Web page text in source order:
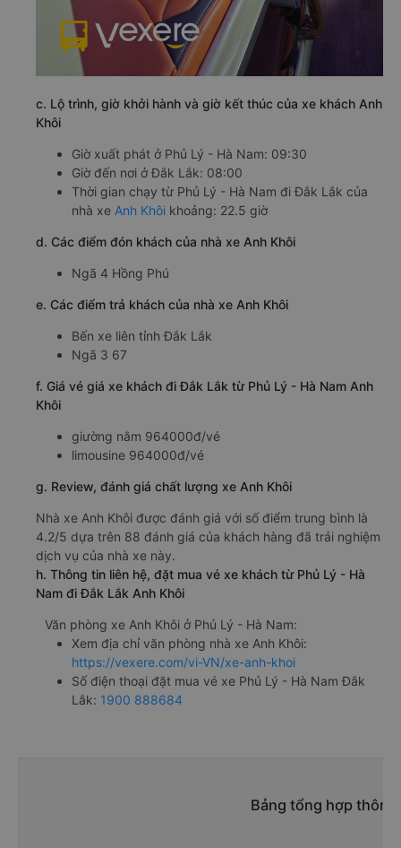
c. Lộ trình, giờ khởi hành và giờ kết thúc của xe khách Anh
Khôi
Giờ xuất phát ở Phủ Lý - Hà Nam: 09:30
Giờ đến nơi ở Đắk Lắk: 08:00
Thời gian chạy từ Phủ Lý - Hà Nam đi Đắk Lắk của
nhà xe Anh Khôi khoảng: 22.5 giờ
d. Các điểm đón khách của nhà xe Anh Khôi
Ngã 4 Hồng Phú
e. Các điểm trả khách của nhà xe Anh Khôi
Bến xe liên tỉnh Đắk Lắk
Ngã 3 67
f. Giá vé giá xe khách đi Đắk Lắk từ Phủ Lý - Hà Nam Anh
Khôi
giường nằm 964000đ/vé
limousine 964000đ/vé
g. Review, đánh giá chất lượng xe Anh Khôi
Nhà xe Anh Khôi được đánh giá với số điểm trung bình là
4.2/5 dựa trên 88 đánh giá của khách hàng đã trải nghiệm
dịch vụ của nhà xe này.
h. Thông tin liên hệ, đặt mua vé xe khách từ Phủ Lý - Hà
Nam đi Đắk Lắk Anh Khôi
Văn phòng xe Anh Khôi ở Phủ Lý - Hà Nam:
Xem địa chỉ văn phòng nhà xe Anh Khôi:
https://vexere.com/vi-VN/xe-anh-khoi
Số điện thoại đặt mua vé xe Phủ Lý - Hà Nam Đắk
Lắk: 1900 888684
Bảng tổng hợp